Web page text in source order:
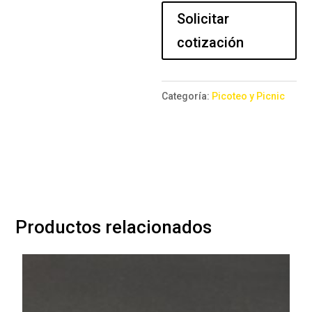
cms.
cantidad
Solicitar
cotización
Categoría: Picoteo y Picnic
Productos relacionados